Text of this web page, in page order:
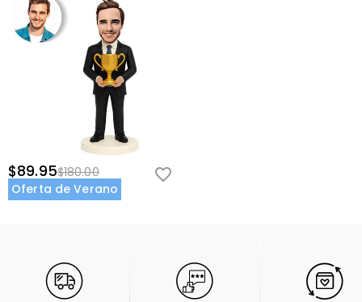
$89.95$180.00
Oferta de Verano